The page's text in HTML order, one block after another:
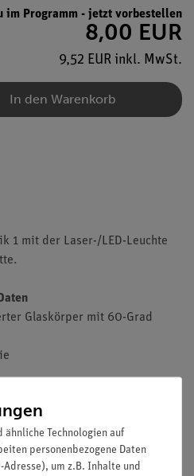
im Programm - jetzt vorbestellen
8,00 EUR
9,52 EUR inkl. MwSt.
In den Warenkorb
1 mit der Laser-/LED-Leuchte
Glaskörper mit 60-Grad
ähnliche Technologien auf
personenbezogene Daten
um z.B. Inhalte und